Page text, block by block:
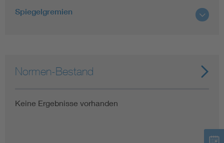
Spiegelgremien
Normen-Bestand
Keine Ergebnisse vorhanden